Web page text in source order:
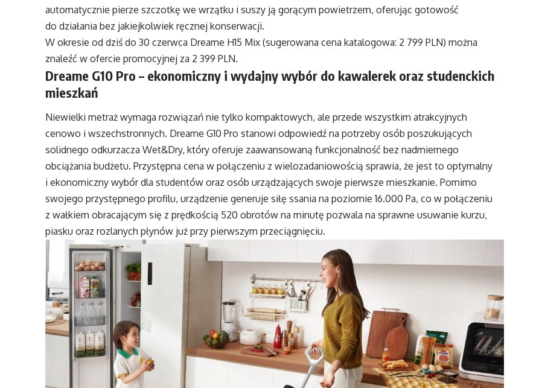
automatycznie pierze szczotkę we wrzątku i suszy ją gorącym powietrzem, oferując gotowość
do działania bez jakiejkolwiek ręcznej konserwacji.
W okresie od dziś do 30 czerwca Dreame H15 Mix (sugerowana cena katalogowa: 2 799 PLN) można
znaleźć w ofercie promocyjnej za 2 399 PLN.
Dreame G10 Pro – ekonomiczny i wydajny wybór do kawalerek oraz studenckich
mieszkań
Niewielki metraż wymaga rozwiązań nie tylko kompaktowych, ale przede wszystkim atrakcyjnych
cenowo i wszechstronnych. Dreame G10 Pro stanowi odpowiedź na potrzeby osób poszukujących
solidnego odkurzacza Wet&Dry, który oferuje zaawansowaną funkcjonalność bez nadmiernego
obciążania budżetu. Przystępna cena w połączeniu z wielozadaniowością sprawia, że jest to optymalny
i ekonomiczny wybór dla studentów oraz osób urządzających swoje pierwsze mieszkanie. Pomimo
swojego przystępnego profilu, urządzenie generuje siłę ssania na poziomie 16.000 Pa, co w połączeniu
z wałkiem obracającym się z prędkością 520 obrotów na minutę pozwala na sprawne usuwanie kurzu,
piasku oraz rozlanych płynów już przy pierwszym przeciągnięciu.